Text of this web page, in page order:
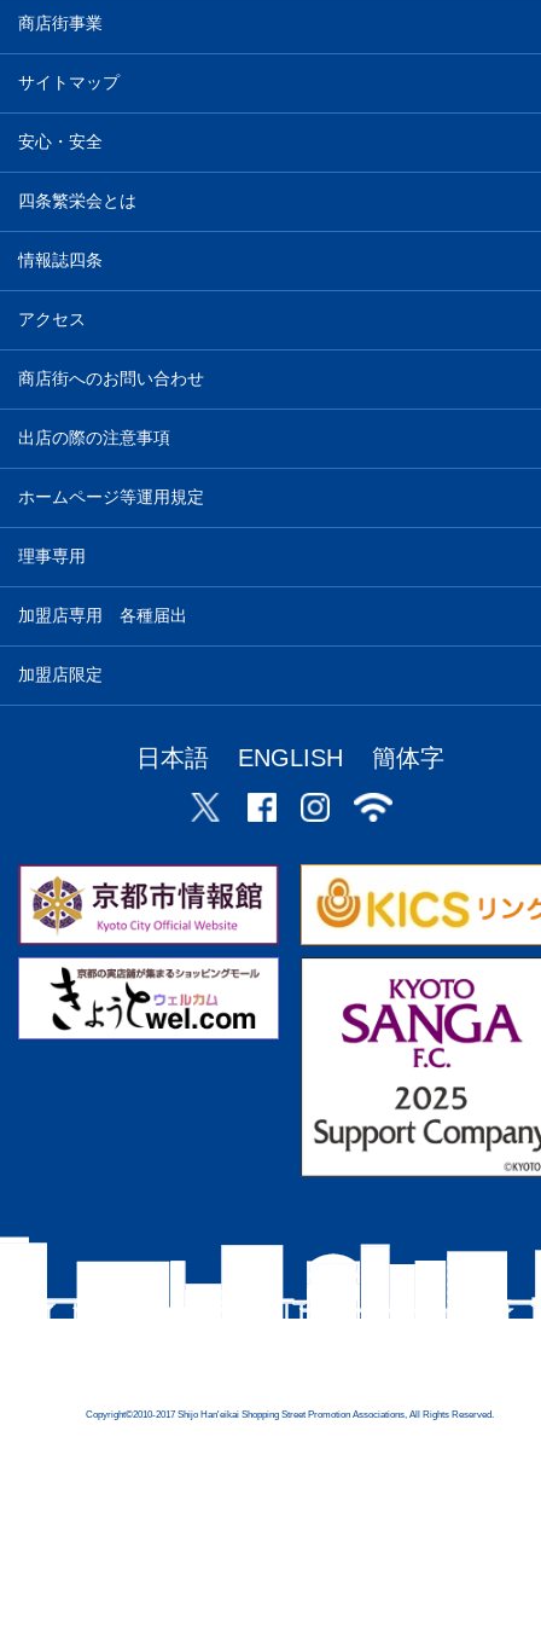
商店街事業
サイトマップ
安心・安全
四条繁栄会とは
情報誌四条
アクセス
商店街へのお問い合わせ
出店の際の注意事項
ホームページ等運用規定
理事専用
加盟店専用 各種届出
加盟店限定
日本語 ENGLISH 簡体字
Copyright©2010-2017 Shijo Han'eikai Shopping Street Promotion Associations, All Rights Reserved.